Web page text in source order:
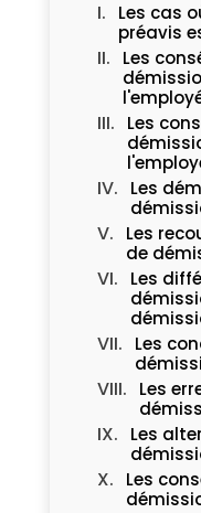
Les cas
préavis
Les
Les
Les
Les
de
Les
Les
Les
Les
Les